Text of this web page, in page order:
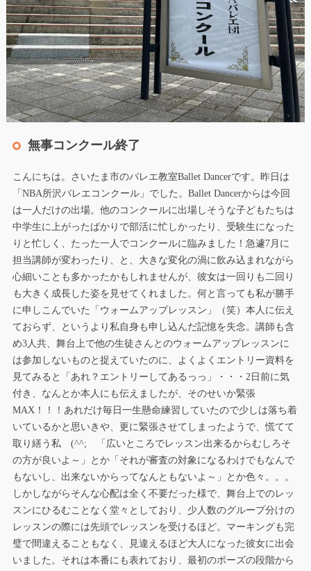
無事コンクール終了
こんにちは。さいたま市のバレエ教室Ballet Dancerです。昨日は
「NBA所沢バレエコンクール」でした。Ballet Dancerからは今回
は一人だけの出場。他のコンクールに出場しそうな子どもたちは
中学生に上がったばかりで部活に忙しかったり、受験生になった
りと忙しく、たった一人でコンクールに臨みました！急遽7月に
担当講師が変わったり、と、大きな変化の渦に飲み込まれながら
心細いことも多かったかもしれませんが、彼女は一回りも二回り
も大きく成長した姿を見せてくれました。何と言っても私が勝手
に申しこんでいた「ウォームアップレッスン」（笑）本人に伝え
ておらず、というより私自身も申し込んだ記憶を失念。講師も含
め3人共、舞台上で他の生徒さんとのウォームアップレッスンに
は参加しないものと捉えていたのに、よくよくエントリー資料を
見てみると「あれ？エントリーしてあるっっ」・・・2日前に気
付き、なんとか本人にも伝えましたが、そのせいか緊張
MAX！！！あれだけ毎日一生懸命練習していたので少しは落ち着
いているかと思いきや、更に緊張させてしまったようで、慌てて
取り繕う私 (^^; 「広いところでレッスン出来るからむしろそ
の方が良いよ～」とか「それが審査の対象になるわけでもなんで
もないし、出来ないからってなんともないよ～」とか色々。。。
しかしながらそんな心配は全く不要だった様で、舞台上でのレッ
スンにひるむことなく堂々としており、少人数のグループ分けの
レッスンの際には先頭でレッスンを受けるほど。マーキングも完
璧で間違えることもなく、見違えるほど大人になった彼女に出会
いました。それは本番にも表れており、最初のポーズの段階から